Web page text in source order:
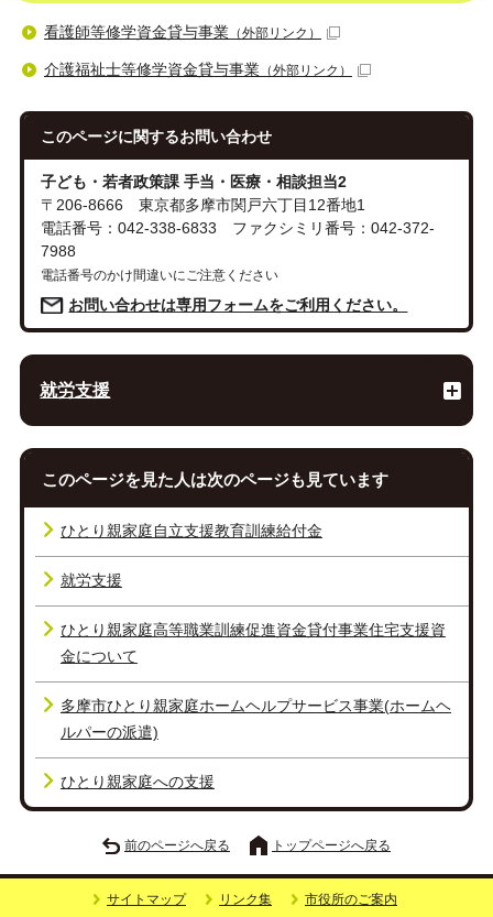
看護師等修学資金貸与事業 （外部リンク）
介護福祉士等修学資金貸与事業 （外部リンク）
このページに関するお問い合わせ
子ども・若者政策課 手当・医療・相談担当2
〒206-8666 東京都多摩市関戸六丁目12番地1
電話番号：042-338-6833 ファクシミリ番号：042-372-
7988
電話番号のかけ間違いにご注意ください
お問い合わせは専用フォームをご利用ください。
就労支援
このページを見た人は次のページも見ています
ひとり親家庭自立支援教育訓練給付金
就労支援
ひとり親家庭高等職業訓練促進資金貸付事業住宅支援資
金について
多摩市ひとり親家庭ホームヘルプサービス事業(ホームヘ
ルパーの派遣)
ひとり親家庭への支援
前のページへ戻る トップページへ戻る
サイトマップ リンク集 市役所のご案内